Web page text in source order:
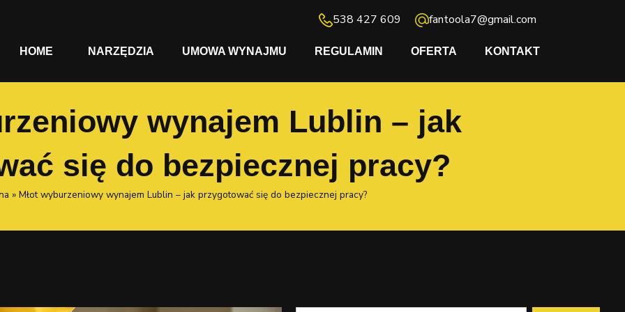
538 427 609 fantoola7@gmail.com
HOME NARZĘDZIA UMOWA WYNAJMU REGULAMIN OFERTA KONTAKT
wynajem Lublin – jak
się do bezpiecznej pracy?
» Młot wyburzeniowy wynajem Lublin – jak przygotować się do bezpiecznej pracy?